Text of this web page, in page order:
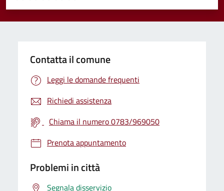
Valuta 5 stelle su 5
Valuta 4 stelle su 5
Valuta 3 stelle su 5
Valuta 2 stelle su 5
Valuta 1 stelle su 5
Contatta il comune
Leggi le domande frequenti
Richiedi assistenza
Chiama il numero 0783/969050
Prenota appuntamento
Problemi in città
Segnala disservizio